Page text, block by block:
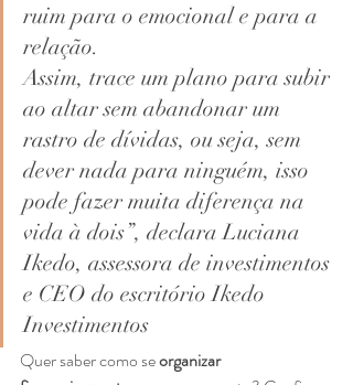
ruim para o emocional e para a
relação.
Assim, trace um plano para subir
ao altar sem abandonar um
rastro de dívidas, ou seja, sem
dever nada para ninguém, isso
pode fazer muita diferença na
vida à dois”, declara Luciana
Ikedo, assessora de investimentos
e CEO do escritório Ikedo
Investimentos
Quer saber como se organizar